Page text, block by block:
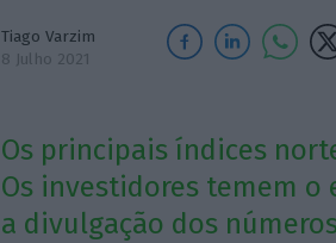
Tiago Varzim
8 Julho 2021
Os principais índices
Os investidores temem
a divulgação dos